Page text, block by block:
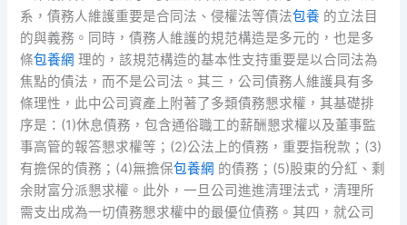
系，債務人維護重要是合同法、侵權法等債法包養 的立法目
的與義務。同時，債務人維護的規范構造是多元的，也是多
條包養網 理的，該規范構造的基本性支持重要是以合同法為
焦點的債法，而不是公司法。其三，公司債務人維護具有多
條理性，此中公司資產上附著了多類債務懇求權，其基礎排
序是：(1)休息債務，包含通俗職工的薪酬懇求權以及董事監
事高管的報答懇求權等；(2)公法上的債務，重要指稅款；(3)
有擔保的債務；(4)無擔保包養網 的債務；(5)股東的分紅、剩
余財富分派懇求權。此外，一旦公司進進清理法式，清理所
需支出成為一切債務懇求權中的最優位債務。其四，就公司